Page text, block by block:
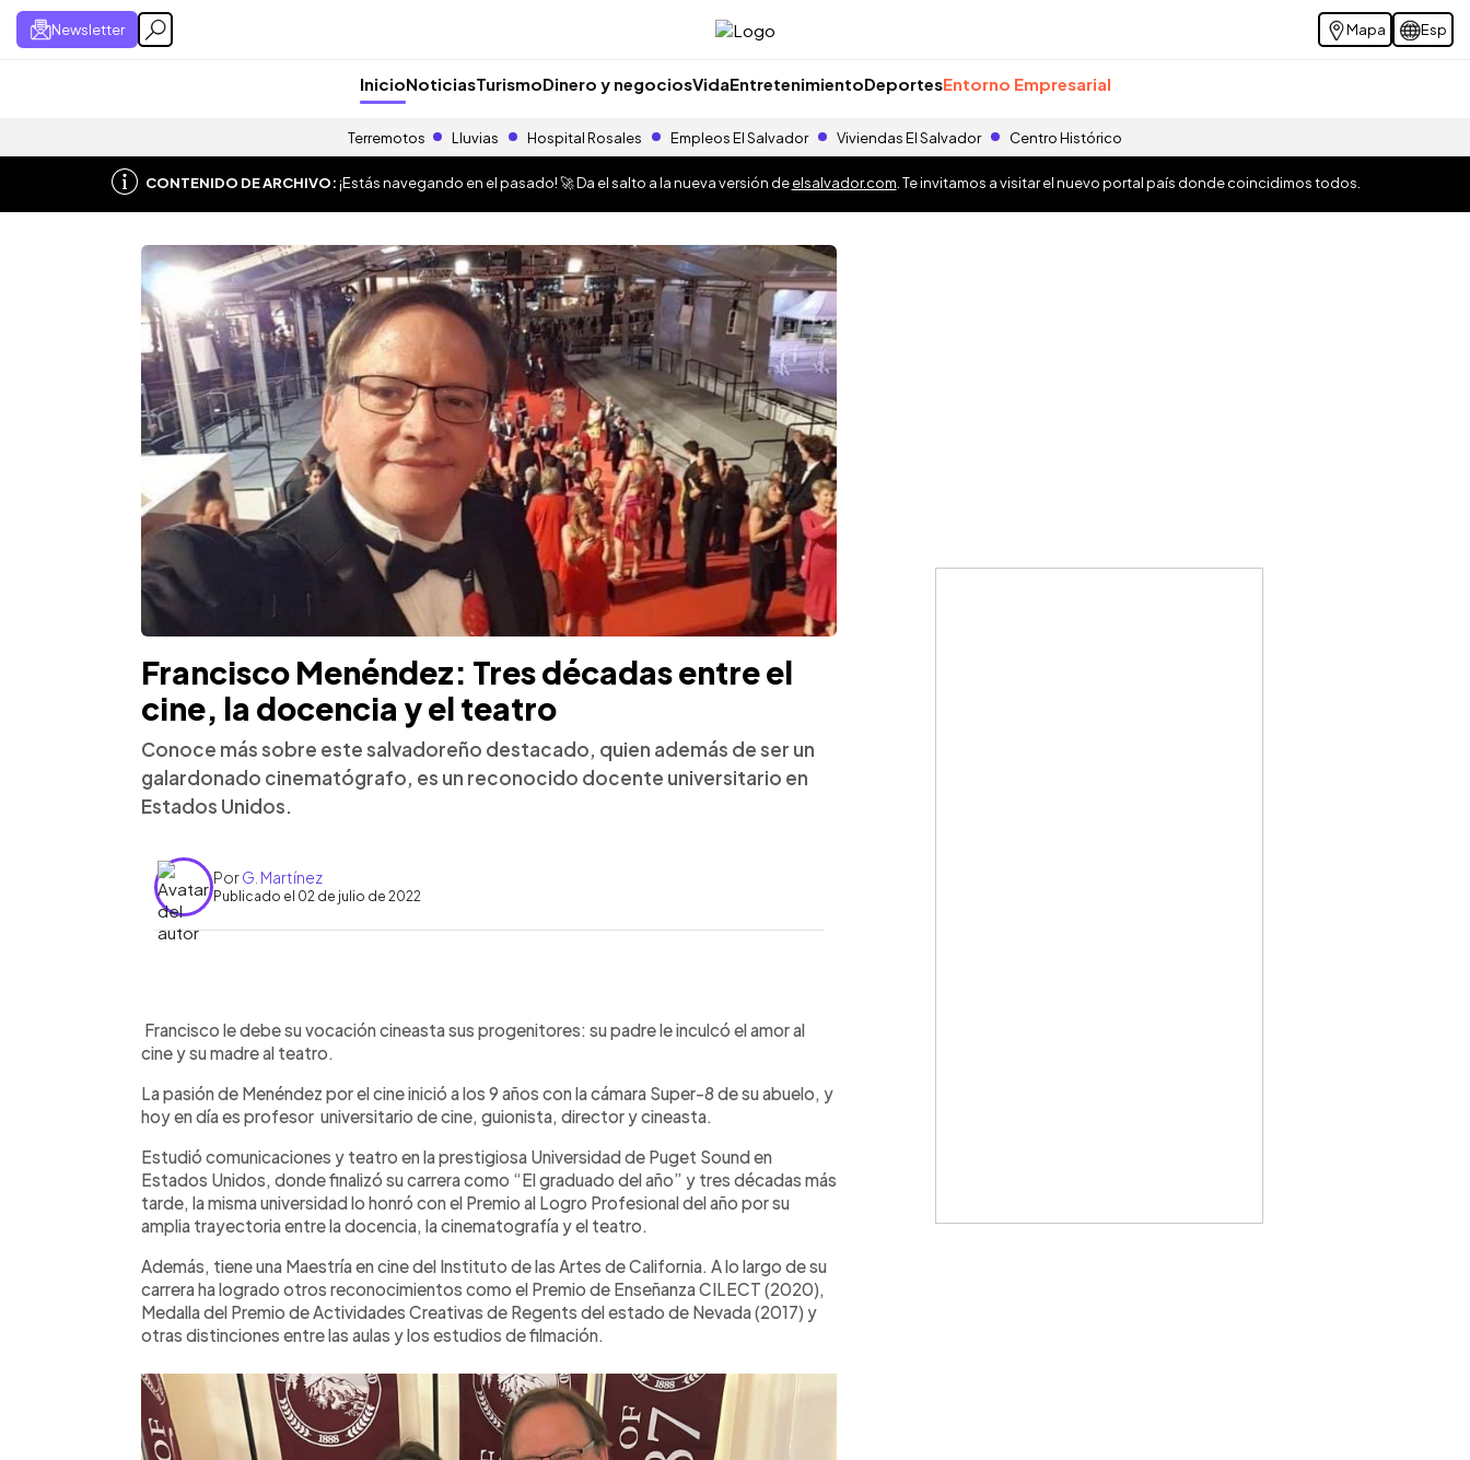
Newsletter Mapa Esp
InicioNoticiasTurismoDinero y negociosVidaEntretenimientoDeportesEntorno Empresarial
Terremotos Lluvias Hospital Rosales Empleos El Salvador Viviendas El Salvador Centro Histórico
CONTENIDO DE ARCHIVO:¡Estás navegando en el pasado! 🚀 Da el salto a la nueva versión deelsalvador.com . Te invitamos a visitar el nuevo portal país donde coincidimos todos.
Francisco Menéndez: Tres décadas entre el
cine, la docencia y el teatro
Conoce más sobre este salvadoreño destacado, quien además de ser un
galardonado cinematógrafo, es un reconocido docente universitario en
Estados Unidos.
PorG. Martínez
Publicado el 02 de julio de 2022
► Escuchar artículo
Francisco le debe su vocación cineasta sus progenitores: su padre le inculcó el amor al
cine y su madre al teatro.
La pasión de Menéndez por el cine inició a los 9 años con la cámara Super-8 de su abuelo, y
hoy en día es profesor universitario de cine, guionista, director y cineasta.
Estudió comunicaciones y teatro en la prestigiosa Universidad de Puget Sound en
Estados Unidos, donde finalizó su carrera como “El graduado del año” y tres décadas más
tarde, la misma universidad lo honró con el Premio al Logro Profesional del año por su
amplia trayectoria entre la docencia, la cinematografía y el teatro.
Además, tiene una Maestría en cine del Instituto de las Artes de California. A lo largo de su
carrera ha logrado otros reconocimientos como el Premio de Enseñanza CILECT (2020),
Medalla del Premio de Actividades Creativas de Regents del estado de Nevada (2017) y
otras distinciones entre las aulas y los estudios de filmación.